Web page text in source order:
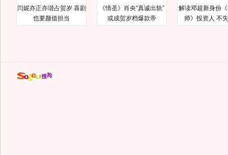
闫妮亦正亦谐占贺岁 喜剧
也要颜值担当
《情圣》肖央“真诚出轨”
或成贺岁档爆款帝
解读邓超新身份
师》投资人 不